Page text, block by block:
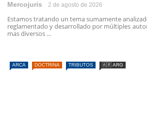
Mercojuris 2 de agosto de 2026
Estamos tratando un tema sumamente
reglamentado y desarrollado por múltiples
mas diversos ...
ARCA DOCTRINA TRIBUTOS 🇦🇷 ARG